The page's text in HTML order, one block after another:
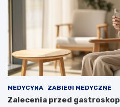
MEDYCYNA ZABIEGI MEDYCZNE
Zalecenia przed